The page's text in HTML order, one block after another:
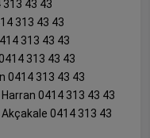
313 43 43
313 43 43
313 43 43
313 43 43
0414 313 43 43
0414 313 43 43
0414 313 43